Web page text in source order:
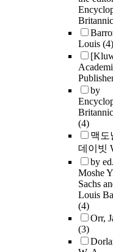
Louis (4)
by
(4)
맥도
데이빗
by ed.
Moshe
Sachs
Louis
(4)
Orr,
(3)